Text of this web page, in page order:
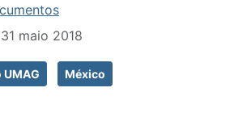
maio 2018
México